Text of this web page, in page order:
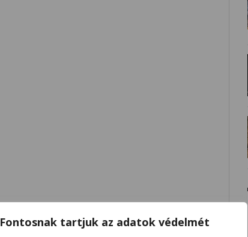
Fontosnak tartjuk az adatok védelmét